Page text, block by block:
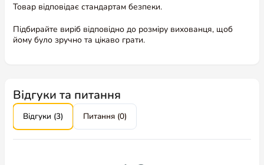
Товар відповідає стандартам безпеки.
Підбирайте виріб відповідно до розміру вихованця, щоб
йому було зручно та цікаво грати.
Переглянути більше інформації про
Відгуки та питання
Відгуки (3)